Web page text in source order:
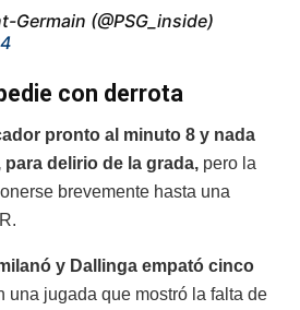
Germain (@PSG_inside)
con derrota
pronto al minuto 8 y nada
delirio de la grada, pero la
brevemente hasta una
y Dallinga empató cinco
una jugada que mostró la falta de